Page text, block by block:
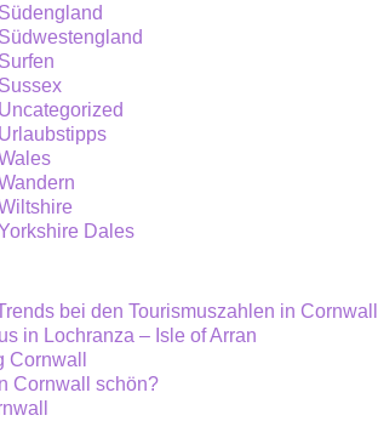
Südengland
Südwestengland
Surfen
Sussex
Uncategorized
Urlaubstipps
Dales
bei den Tourismuszahlen in Cornwall
in Lochranza – Isle of Arran
Cornwall
Cornwall schön?